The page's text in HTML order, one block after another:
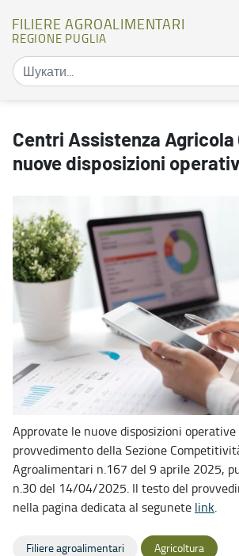
FILIERE AGROALIMENTARI
REGIONE PUGLIA
Centri Assistenza Agricola (CAA): nuove
Centri Assistenza Agricola
nuove disposizioni
Approvate le nuove disposizioni operative
provvedimento della Sezione
Agroalimentari n.167 del 9 aprile 2025,
n.30 del 14/04/2025. Il testo del
nella pagina dedicata al segunete link.
Filiere agroalimentari
Agricoltura